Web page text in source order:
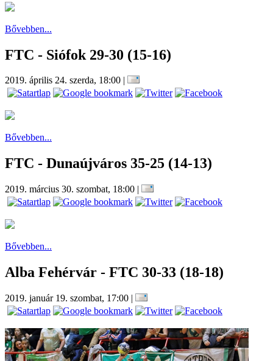
Bővebben...
FTC - Siófok 29-30 (15-16)
2019. április 24. szerda, 18:00
Bővebben...
FTC - Dunaújváros 35-25 (14-13)
2019. március 30. szombat, 18:00 |
Bővebben...
Alba Fehérvár - FTC 30-33 (18-18)
2019. január 19. szombat, 17:00 |